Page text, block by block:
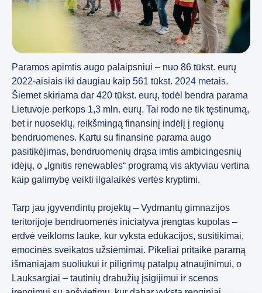
Paramos apimtis augo palaipsniui – nuo 86 tūkst. eurų
2022-aisiais iki daugiau kaip 561 tūkst. 2024 metais.
Šiemet skiriama dar 420 tūkst. eurų, todėl bendra parama
Lietuvoje perkops 1,3 mln. eurų. Tai rodo ne tik tęstinumą,
bet ir nuoseklų, reikšmingą finansinį indėlį į regionų
bendruomenes. Kartu su finansine parama augo
pasitikėjimas, bendruomenių drąsa imtis ambicingesnių
idėjų, o „Ignitis renewables“ programą vis aktyviau vertina
kaip galimybę veikti ilgalaikės vertės kryptimi.
Tarp jau įgyvendintų projektų – Vydmantų gimnazijos
teritorijoje bendruomenės iniciatyva įrengtas kupolas –
erdvė veikloms lauke, kur vyksta edukacijos, susitikimai,
emocinės sveikatos užsiėmimai. Pikeliai pritaikė paramą
išmaniajam suoliukui ir piligrimų patalpų atnaujinimui, o
Lauksargiai – tautinių drabužių įsigijimui ir scenos